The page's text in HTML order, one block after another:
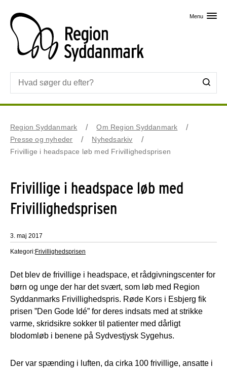
Menu
Region Syddanmark
Om Region Syddanmark
Presse og nyheder
Nyhedsarkiv
Frivillige i headspace løb med Frivillighedsprisen
Frivillige i headspace løb med
Frivillighedsprisen
3. maj 2017
Kategori:Frivillighedsprisen
Det blev de frivillige i headspace, et rådgivningscenter for
børn og unge der har det svært, som løb med Region
Syddanmarks Frivillighedspris. Røde Kors i Esbjerg fik
prisen ”Den Gode Idé” for deres indsats med at strikke
varme, skridsikre sokker til patienter med dårligt
blodomløb i benene på Sydvestjysk Sygehus.
Der var spænding i luften, da cirka 100 frivillige, ansatte i